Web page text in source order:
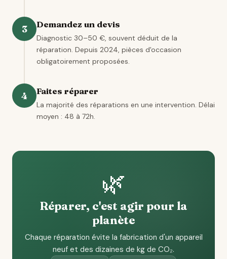
3 Demandez un devis
Diagnostic 30–50 €, souvent déduit de la
réparation. Depuis 2024, pièces d'occasion
obligatoirement proposées.
4 Faites réparer
La majorité des réparations en une intervention. Délai
moyen : 48 à 72h.
🌿
Réparer, c'est agir pour la
planète
Chaque réparation évite la fabrication d'un appareil
neuf et des dizaines de kg de CO₂.